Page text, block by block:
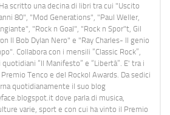
scritto una decina di libri tra cui "Uscito
80", "Mod Generations", "Paul Weller,
"Rock n Goal", "Rock n Spor"t, Gil
Il Bob Dylan Nero" e "Ray Charles- Il genio
Collabora con i mensili “Classic Rock”,
“Il Manifesto” e “Libertà”. E' tra i
Tenco e del Rockol Awards. Da sedici
quotidianamente il suo blog
dove parla di musica,
varie, sport e con cui ha vinto il Premio